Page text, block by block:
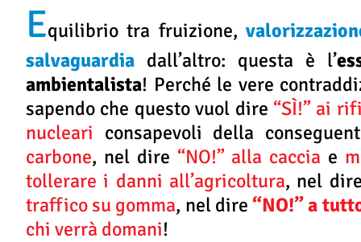
Equilibrio tra fruizione,
salvaguardia dall’altro: questa è l’
ambientalista! Perché le vere
sapendo che questo vuol dire “SÌ!” ai
nucleari consapevoli della
carbone, nel dire “NO!” alla caccia e
tollerare i danni all’agricoltura, nel
traffico su gomma, nel dire“NO!” a
chi verrà domani!